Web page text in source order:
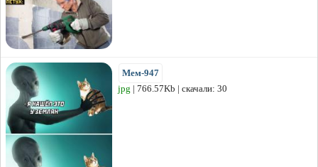
Мем-947
jpg | 766.57Kb | скачали: 30